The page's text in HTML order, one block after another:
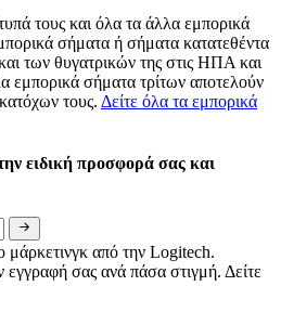
τους και όλα τα άλλα εμπορικά
σήματα ή σήματα κατατεθέντα
των θυγατρικών της στις ΗΠΑ και
εμπορικά σήματα τρίτων αποτελούν
τους. Δείτε όλα τα εμπορικά
ειδική προσφορά σας και
μάρκετινγκ από την Logitech.
σας ανά πάσα στιγμή. Δείτε